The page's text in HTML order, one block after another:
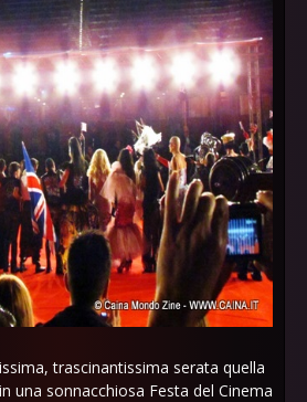
trascinantissima serata quella
una sonnacchiosa Festa del Cinema